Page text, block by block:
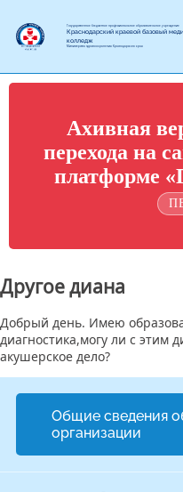
Государственное бюджетное профессиональное образовательное учреждение
Краснодарский краевой базовый
колледж
Министерства здравоохранения Краснодарского края
Ахивная
перехода на
платформе
Другое диана
Добрый день. Имею
диагностика,могу ли с этим
акушерское дело?
Общие сведения
организации